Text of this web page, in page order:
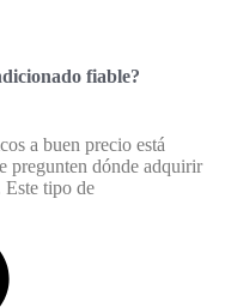
fiable?
a buen precio está
pregunten dónde adquirir
tipo de